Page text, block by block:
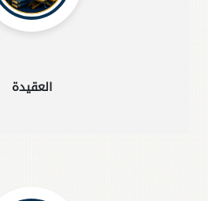
العقيدة